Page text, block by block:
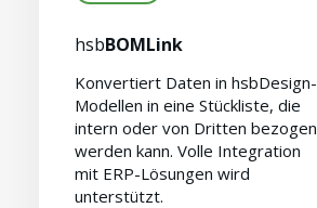
hsbBOMLink
Konvertiert Daten in hsbDesign-
Modellen in eine Stückliste, die
intern oder von Dritten bezogen
werden kann. Volle Integration
mit ERP-Lösungen wird
unterstützt.